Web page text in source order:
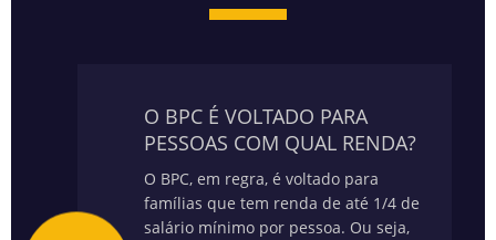
O BPC É VOLTADO PARA
PESSOAS COM QUAL RENDA?
O BPC, em regra, é voltado para
famílias que tem renda de até 1/4 de
salário mínimo por pessoa. Ou seja,